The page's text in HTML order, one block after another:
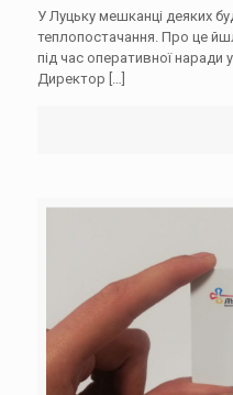
У Луцьку мешканці деяких
теплопостачання. Про це
під час оперативної
Директор […]